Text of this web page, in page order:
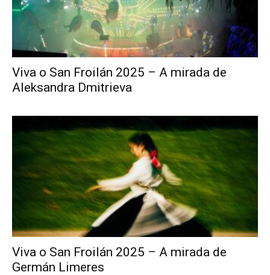
Viva o San Froilán 2025 – A mirada de
Aleksandra Dmitrieva
Viva o San Froilán 2025 – A mirada de
Germán Limeres